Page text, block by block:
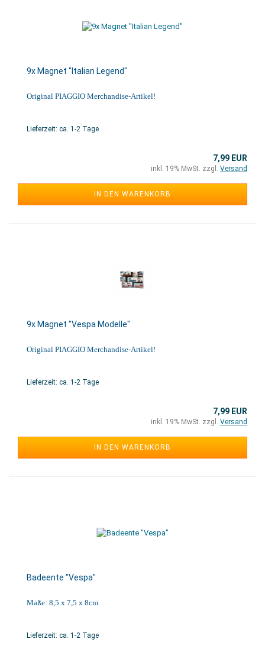
9x Magnet "Italian Legend"
Original PIAGGIO Merchandise-Artikel!
Lieferzeit: ca. 1-2 Tage
7,99 EUR
inkl. 19% MwSt. zzgl. Versand
IN DEN WARENKORB
9x Magnet "Vespa Modelle"
Original PIAGGIO Merchandise-Artikel!
Lieferzeit: ca. 1-2 Tage
7,99 EUR
inkl. 19% MwSt. zzgl. Versand
IN DEN WARENKORB
Badeente "Vespa"
Maße: 8,5 x 7,5 x 8cm
Lieferzeit: ca. 1-2 Tage